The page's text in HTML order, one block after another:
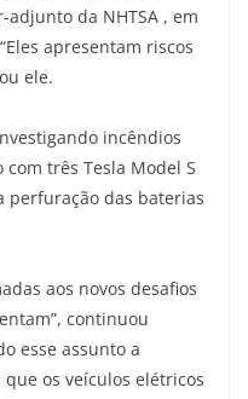
da NHTSA , em
apresentam riscos
ele.
incêndios
três Tesla Model S
perfuração das baterias
aos novos desafios
continuou
esse assunto a
os veículos elétricos